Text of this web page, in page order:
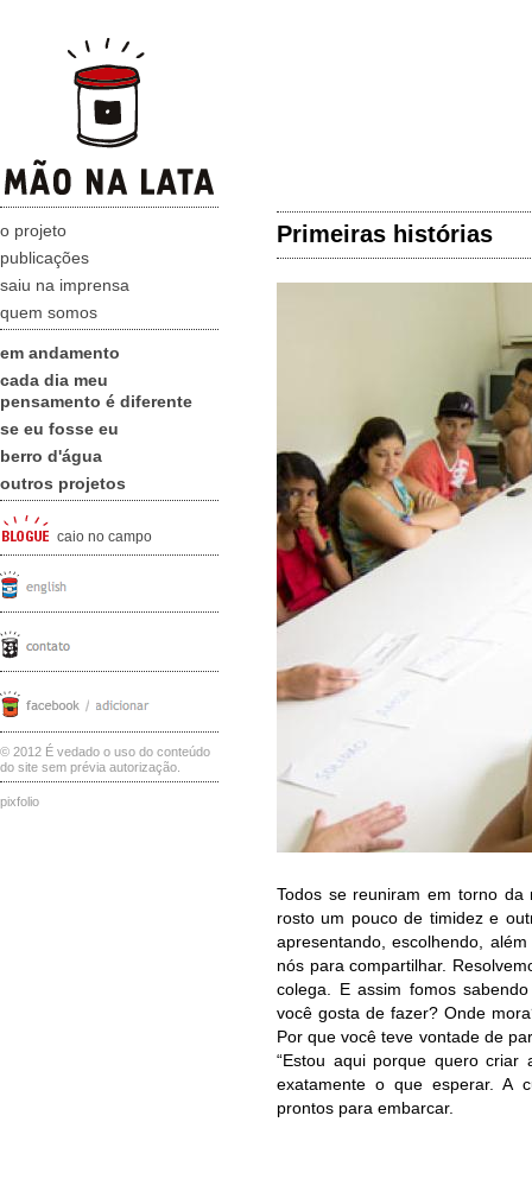
o projeto
publicações
saiu na imprensa
quem somos
em andamento
cada dia meu
pensamento é diferente
se eu fosse eu
berro d'água
outros projetos
caio no campo
© 2012 É vedado o uso do conteúdo
do site sem prévia autorização.
pixfolio
Primeiras histórias
Todos se reuniram em torno da
rosto um pouco de timidez e
apresentando, escolhendo,
nós para compartilhar.
colega. E assim fomos
você gosta de fazer? Onde
Por que você teve vontade de
“Estou aqui porque quero criar
exatamente o que esperar. A
prontos para embarcar.